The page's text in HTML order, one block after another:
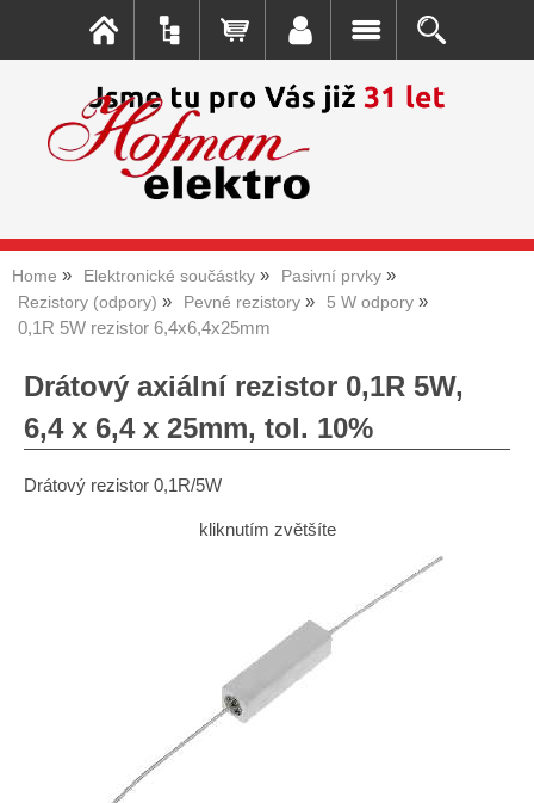
Home Elektronické součástky
Pasivní prvky
Rezistory (odpory)
Pevné rezistory 5 W odpory
0,1R 5W rezistor 6,4x6,4x25mm
Drátový axiální rezistor 0,1R 5W,
6,4 x 6,4 x 25mm, tol. 10%
Drátový rezistor 0,1R/5W
kliknutím zvětšíte